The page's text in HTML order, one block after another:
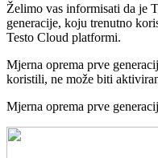
Želimo vas informisati da je
generacije, koju trenutno
Testo Cloud platformi.
Mjerna oprema prve
koristili, ne može biti
Mjerna oprema prve